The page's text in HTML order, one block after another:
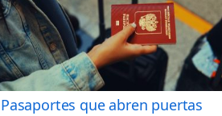
Pasaportes que abren puertas